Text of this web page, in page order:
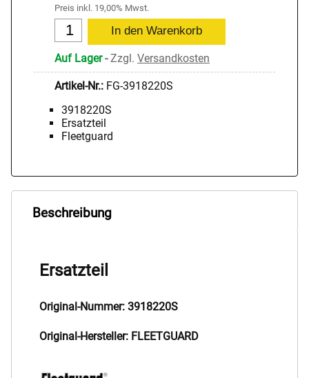
Preis inkl. 19,00% Mwst.
Auf Lager-Zzgl. Versandkosten
Artikel-Nr.: FG-3918220S
3918220S
Ersatzteil
Fleetguard
Beschreibung
Ersatzteil
Original-Nummer: 3918220S
Original-Hersteller: FLEETGUARD